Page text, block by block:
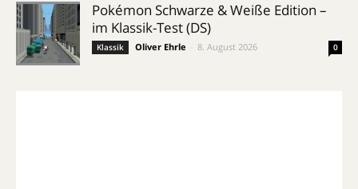
Pokémon Schwarze & Weiße Edition –
im Klassik-Test (DS)
Klassik Oliver Ehrle 8. August 2026 0